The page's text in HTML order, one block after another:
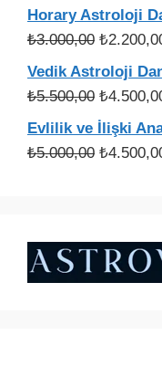
Horary Astroloji
₺3.000,00 Orijinal
fiyat:
₺
Vedik Astroloji
₺5.500,00 Orijinal
fiyat:
₺
Evlilik ve İlişki
₺5.000,00 Orijinal
₺